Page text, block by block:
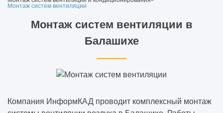
Монтаж систем вентиляции
Монтаж систем вентиляции в
Балашихе
Компания ИнформКАД проводит комплексный монтаж